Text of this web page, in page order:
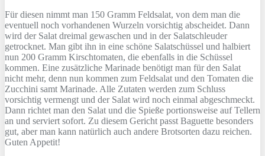
Für diesen nimmt man 150 Gramm Feldsalat, von dem man die
eventuell noch vorhandenen Wurzeln vorsichtig abscheidet. Dann
wird der Salat dreimal gewaschen und in der Salatschleuder
getrocknet. Man gibt ihn in eine schöne Salatschüssel und halbiert
nun 200 Gramm Kirschtomaten, die ebenfalls in die Schüssel
kommen. Eine zusätzliche Marinade benötigt man für den Salat
nicht mehr, denn nun kommen zum Feldsalat und den Tomaten die
Zucchini samt Marinade. Alle Zutaten werden zum Schluss
vorsichtig vermengt und der Salat wird noch einmal abgeschmeckt.
Dann richtet man den Salat und die Spieße portionsweise auf Tellern
an und serviert sofort. Zu diesem Gericht passt Baguette besonders
gut, aber man kann natürlich auch andere Brotsorten dazu reichen.
Guten Appetit!